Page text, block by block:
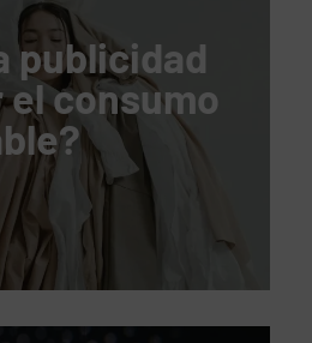
publicidad
consumo